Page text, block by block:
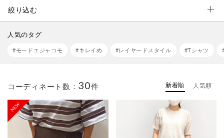
絞り込む
人気のタグ
#モードエジャコモ #キレイめ #レイヤードスタイル #Tシャツ
コーディネート数： 30件 新着順 人気順
NEW